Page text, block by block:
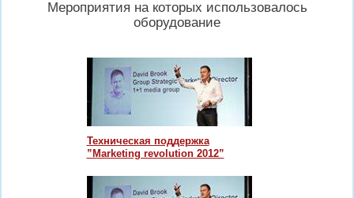
Мероприятия на которых использовалось
оборудование
Техническая поддержка
”Marketing revolution 2012”